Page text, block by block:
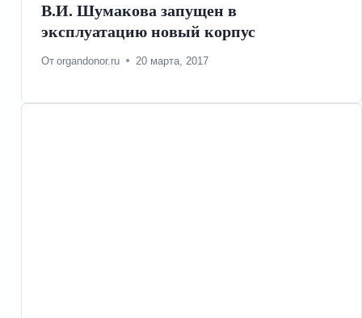
В.И. Шумакова запущен в
эксплуатацию новый корпус
От organdonor.ru 20 марта, 2017